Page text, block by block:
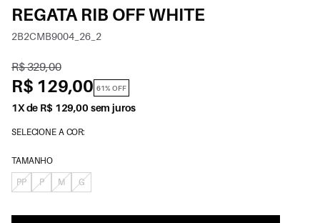
REGATA RIB OFF WHITE
2B2CMB9004_26_2
R$ 329,00
R$ 129,00 61% OFF
1X de R$ 129,00 sem juros
SELECIONE A COR:
TAMANHO
PP
P M G